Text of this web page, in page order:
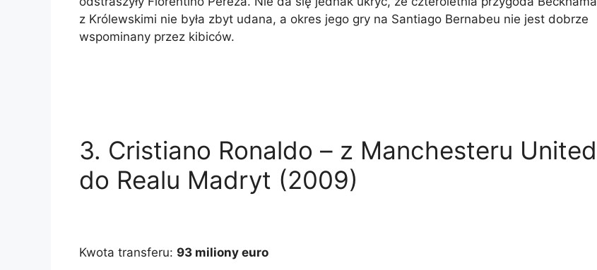
z Królewskimi nie była zbyt udana, a okres jego gry na Santiago Bernabeu nie jest dobrze
wspominany przez kibiców.
3. Cristiano Ronaldo – z Manchesteru United
do Realu Madryt (2009)
Kwota transferu: 93 miliony euro